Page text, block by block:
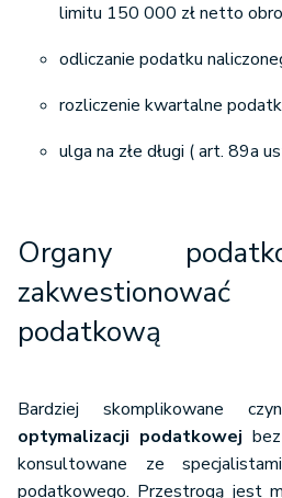
limitu 150 000 zł netto
odliczanie podatku
rozliczenie kwartalne
ulga na złe długi ( art. 89a
Organy
zakwestionować
podatkową
Bardziej skomplikowane
optymalizacji podatkowej
konsultowane ze
podatkowego. Przestrogą jest